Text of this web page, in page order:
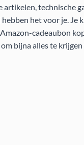
artikelen, technische
het voor je. Je
cadeaubon
bijna alles te